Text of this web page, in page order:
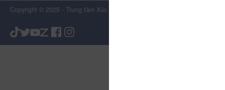
Copyright © 2025 - Trung tâm Xúc tiến Du lịch Tỉnh Lâm Đồng